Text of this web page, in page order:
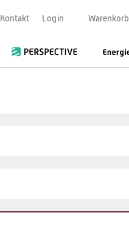
Kontakt Login Warenkorb